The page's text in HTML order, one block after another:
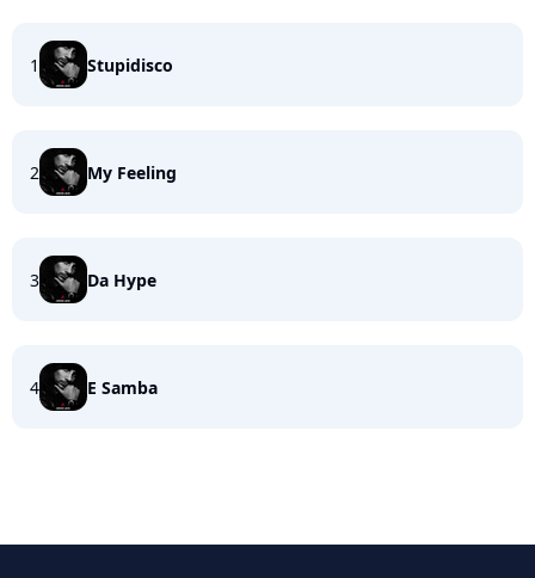
1 Stupidisco
2 My Feeling
3 Da Hype
4 E Samba